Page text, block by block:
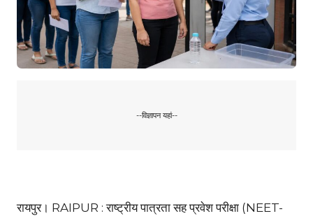
--विज्ञापन यहां--
रायपुर। RAIPUR : राष्ट्रीय पात्रता सह प्रवेश परीक्षा (NEET-